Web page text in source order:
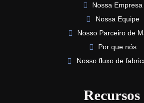
Nossa Empresa
Nossa Equipe
Nosso Parceiro de
Por que nós
Nosso fluxo de
Recursos